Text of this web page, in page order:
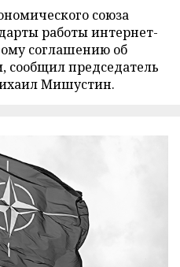
союза
работы интернет-
соглашению об
сообщил председатель
Мишустин.